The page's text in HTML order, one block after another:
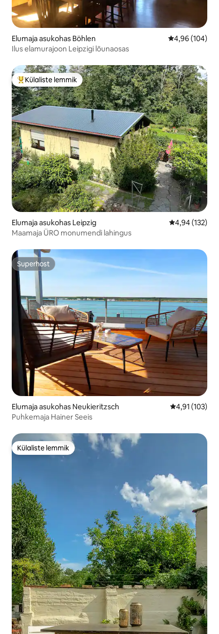
Elumaja asukohas Böhlen Keskmine
4,96 (104)
Ilus elamurajoon Leipzigi lõunaosas
Külaliste suur lemmik
Külaliste lemmik
Elumaja asukohas Leipzig Keskmine
4,94 (132)
Maamaja ÜRO monumendi lahingus
Superhost
Superhost
Elumaja asukohas Neukieritzsch Keskmine
4,91 (103)
Puhkemaja Hainer Seeis
Külaliste lemmik
Külaliste lemmik